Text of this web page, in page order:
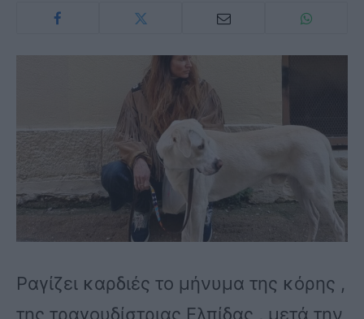
Ραγίζει καρδιές το μήνυμα της κόρης ,
της τραγουδίστριας Ελπίδας , μετά την